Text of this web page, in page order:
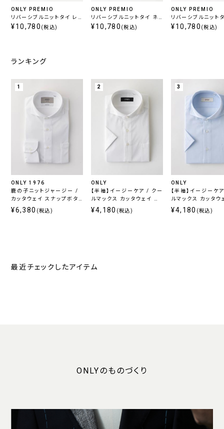
ONLY PREMIO
リバーシブルニットタイ レッ
ド
¥10,780 (税込)
ONLY PREMIO
リバーシブルニットタイ ネ
イビー
¥10,780 (税込)
ONLY PREMIO
リバーシブルニット
ラック
¥10,780 (税込)
ランキング
1
ONLY 1976
鹿の子ニットジャージー /
カッタウェイ スナップボタ
ン ホワイト 無地 定番
¥6,380 (税込)
2
ONLY
【半袖】イージーケア / クー
ルマックス カッタウェイ ス
ナップボタン付き
¥4,180 (税込)
3
ONLY
【半袖】イージーケ
ルマックス カッタウ
ナップボタン付き
¥4,180 (税込)
最近チェックしたアイテム
ONLYのものづくり